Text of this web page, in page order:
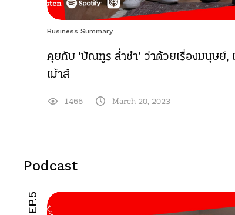
Business Summary
คุยกับ ‘บัณฑูร ล่ำซำ’ ว่าด้วยเรื่องมนุษย์
เม้าส์
1466 March 20, 2023
Podcast
EP.5